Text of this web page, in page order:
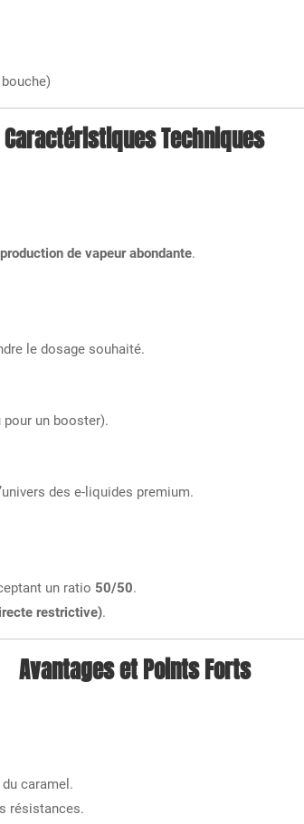
Caractéristiques Techniques
production de vapeur abondante.
le dosage souhaité.
pour un booster).
des e-liquides premium.
un ratio 50/50.
restrictive).
Avantages et Points Forts
caramel.
résistances.